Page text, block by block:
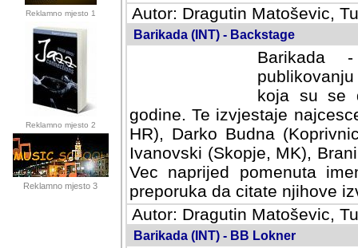
Reklamno mjesto 1
Reklamno mjesto 2
Reklamno mjesto 3
Autor: Dragutin Matoševic,
Barikada (INT) - Backstage
Barikada
koja su se
godine. Te izvjestaje
HR), Darko Budna
Ivanovski (Skopje, MK),
Vec naprijed pomenuta
preporuka da citate njihove
Autor: Dragutin Matoševic,
Barikada (INT) - BB Lokner